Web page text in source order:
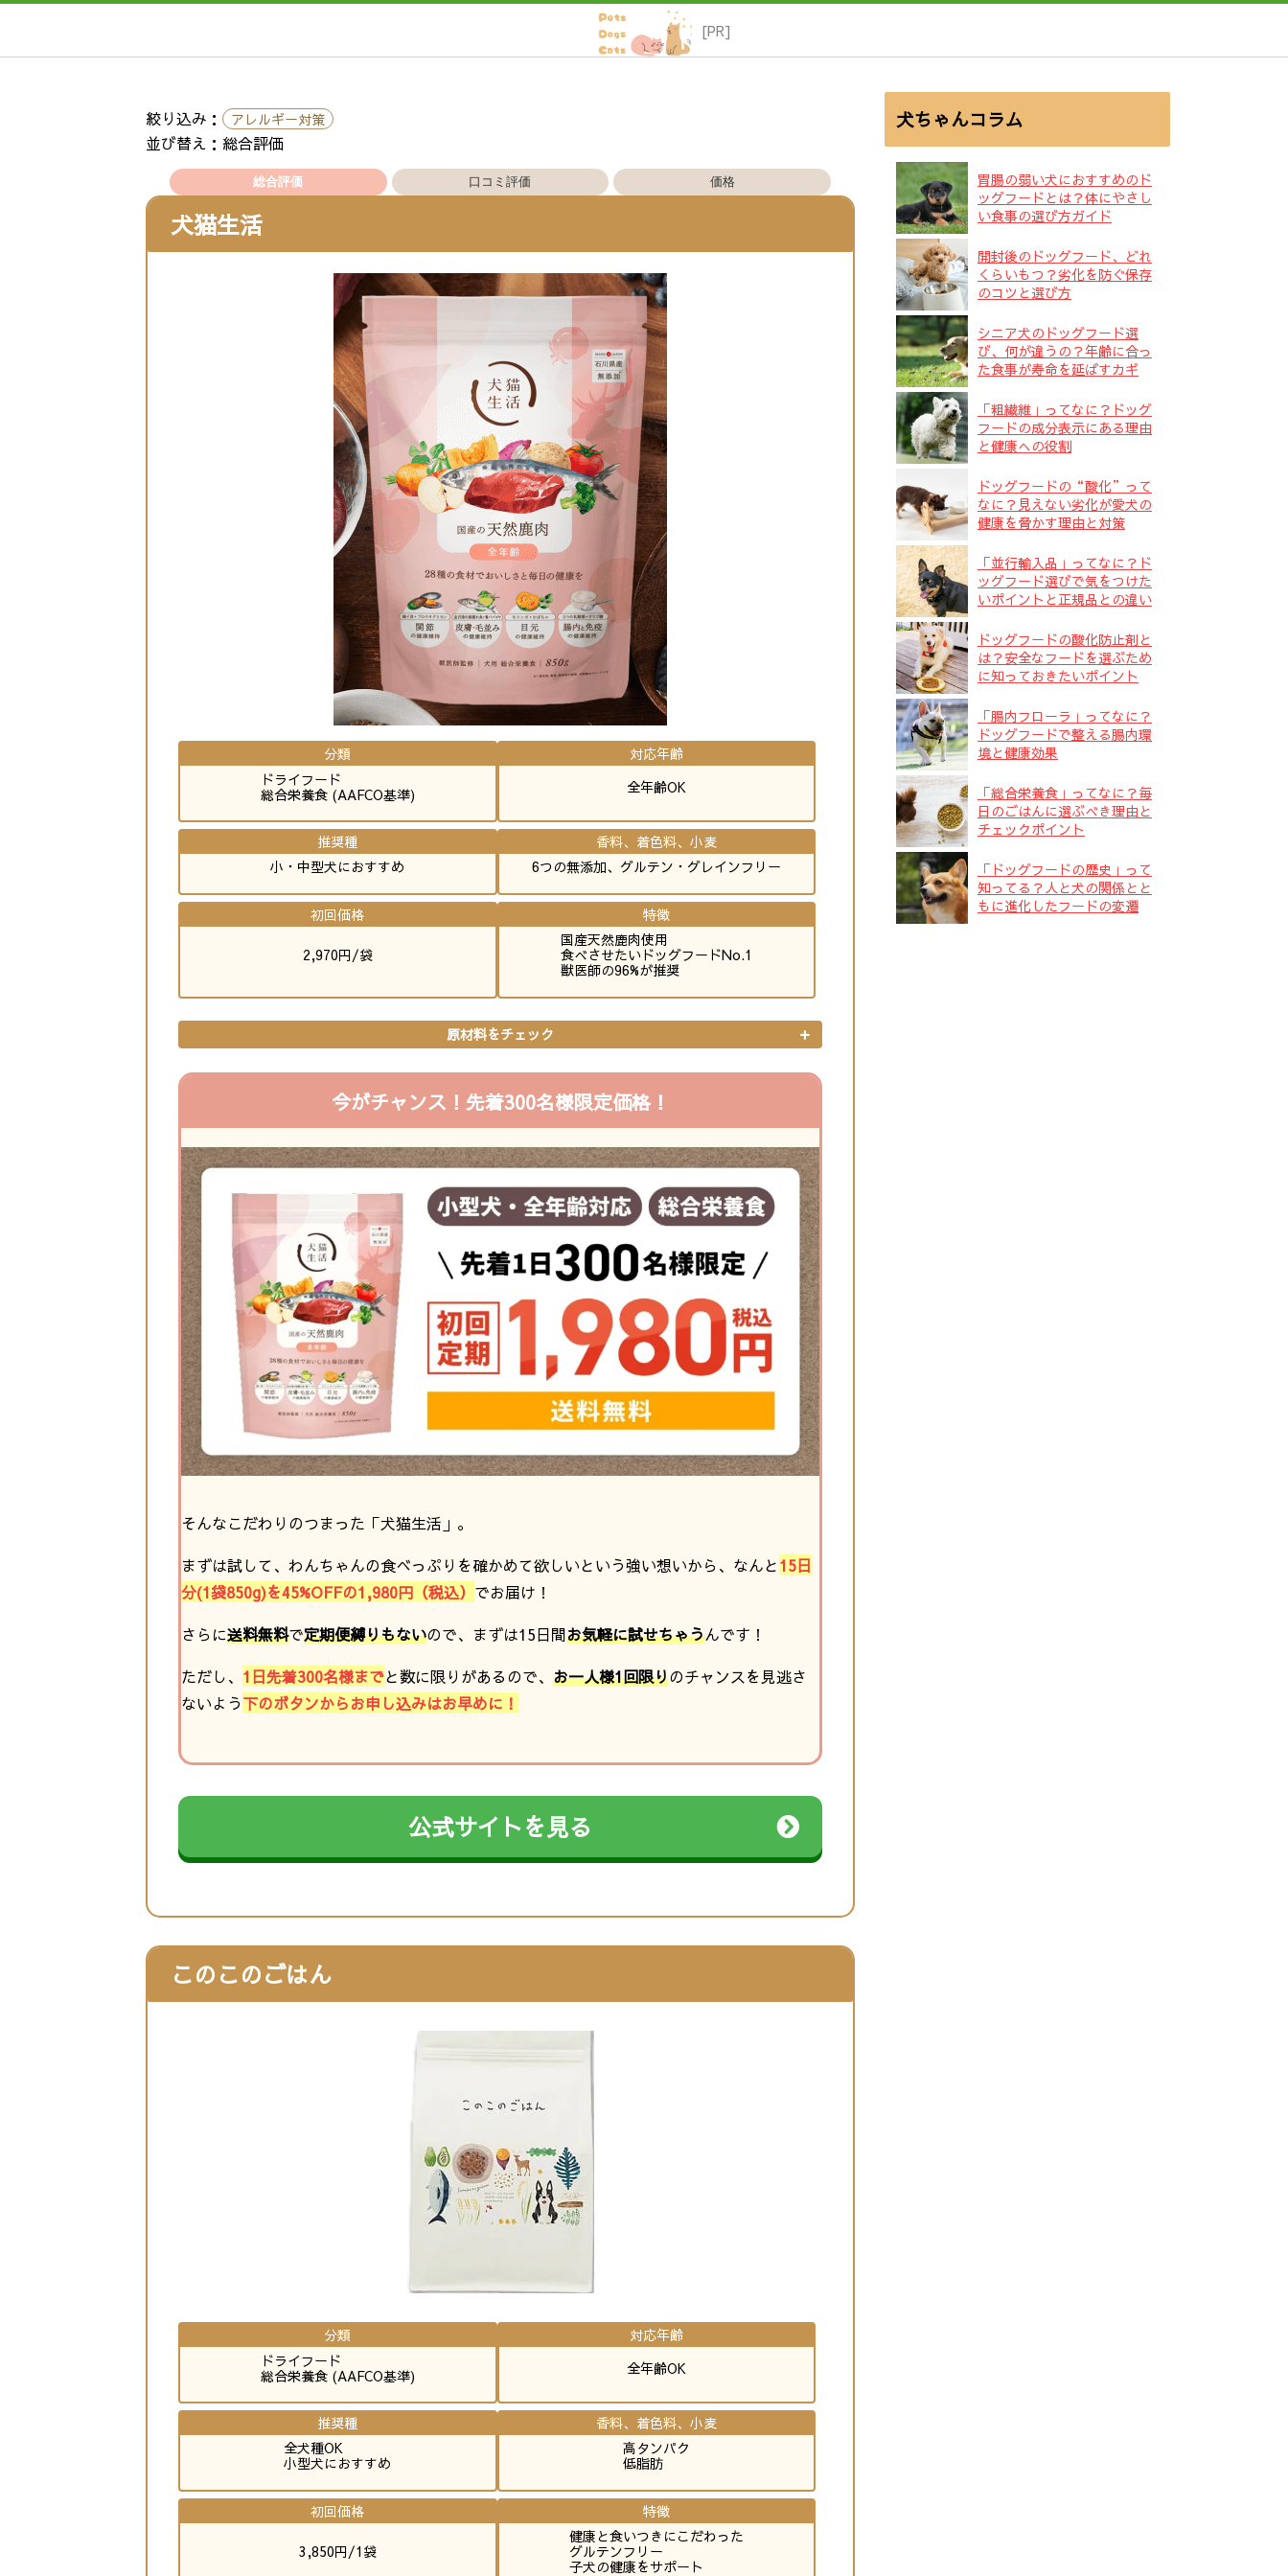
絞り込み： アレルギー対策
並び替え：総合評価
犬猫生活
分類
ドライフード
総合栄養食 (AAFCO基準)
対応年齢
全年齢OK
推奨種
小・中型犬におすすめ
香料、着色料、小麦
6つの無添加、グルテン・グレインフリー
初回価格
2,970円/袋
特徴
国産天然鹿肉使用
食べさせたいドッグフードNo.1
獣医師の96%が推奨
原材料をチェック
今がチャンス！先着300名様限定価格！
そんなこだわりのつまった「犬猫生活」。
まずは試して、わんちゃんの食べっぷりを確かめて欲しいという強い想いから、なんと15日
分(1袋850g)を45%OFFの1,980円（税込） でお届け！
さらに送料無料で定期便縛りもないので、まずは15日間お気軽に試せちゃうんです！
ただし、 1日先着300名様までと数に限りがあるので、 お一人様1回限りのチャンスを見逃さ
ないよう下のボタンからお申し込みはお早めに！
公式サイトを見る
このこのごはん
分類
ドライフード
総合栄養食 (AAFCO基準)
対応年齢
全年齢OK
推奨種
全犬種OK
小型犬におすすめ
香料、着色料、小麦
高タンパク
低脂肪
初回価格
3,850円/1袋
特徴
健康と食いつきにこだわった
グルテンフリー
子犬の健康をサポート
犬ちゃんコラム
胃腸の弱い犬におすすめのド
ッグフードとは？体にやさし
い食事の選び方ガイド
開封後のドッグフード、どれ
くらいもつ？劣化を防ぐ保存
のコツと選び方
シニア犬のドッグフード選
び、何が違うの？年齢に合っ
た食事が寿命を延ばすカギ
「粗繊維」ってなに？ドッグ
フードの成分表示にある理由
と健康への役割
ドッグフードの“酸化”って
なに？見えない劣化が愛犬の
健康を脅かす理由と対策
「並行輸入品」ってなに？ド
ッグフード選びで気をつけた
いポイントと正規品との違い
ドッグフードの酸化防止剤と
は？安全なフードを選ぶため
に知っておきたいポイント
「腸内フローラ」ってなに？
ドッグフードで整える腸内環
境と健康効果
「総合栄養食」ってなに？毎
日のごはんに選ぶべき理由と
チェックポイント
「ドッグフードの歴史」って
知ってる？人と犬の関係とと
もに進化したフードの変遷